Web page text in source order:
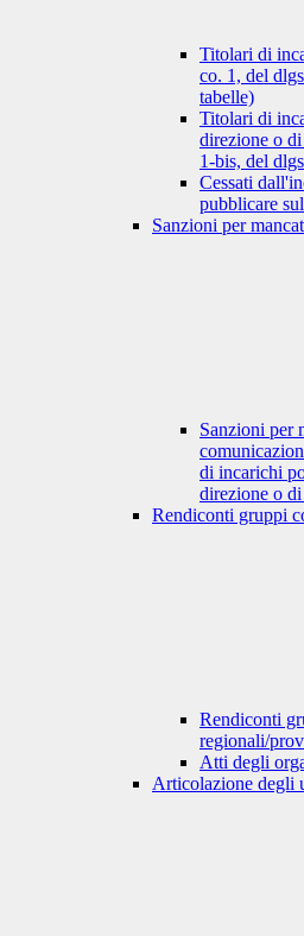
Titolari di
co. 1, del
tabelle)
Titolari di
direzione o
1-bis, del
Cessati
pubblicare
Sanzioni per
Sanzioni per
di incarichi
direzione o
Rendiconti gruppi
Rendiconti
regionali/
Atti degli
Articolazione degli